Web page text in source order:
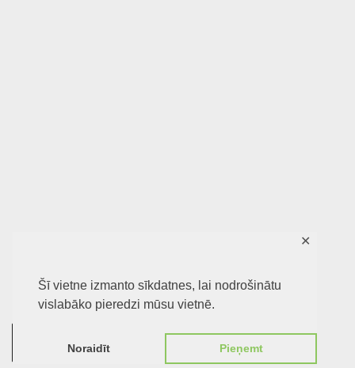
Šī vietne izmanto sīkdatnes, lai nodrošinātu
vislabāko pieredzi mūsu vietnē.
Noraidīt Pieņemt
✕